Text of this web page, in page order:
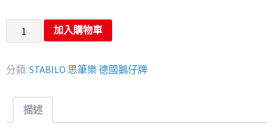
加入購物車
分類: STABILO 思筆樂 德國鵝仔牌
描述